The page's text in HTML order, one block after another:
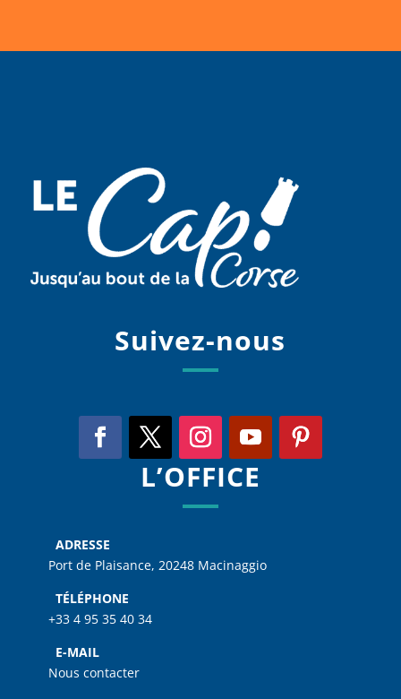
Suivez-nous
L’OFFICE
ADRESSE
Port de Plaisance, 20248 Macinaggio
TÉLÉPHONE
+33 4 95 35 40 34
E-MAIL
Nous contacter